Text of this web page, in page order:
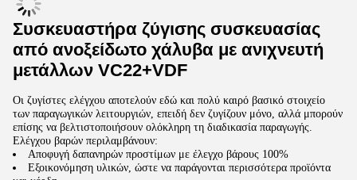
Συσκευαστήρα ζύγισης συσκευασίας
από ανοξείδωτο χάλυβα με ανιχνευτή
μετάλλων VC22+VDF
Οι ζυγίστες ελέγχου αποτελούν εδώ και πολύ καιρό βασικό στοιχείο
των παραγωγικών λειτουργιών, επειδή δεν ζυγίζουν μόνο, αλλά μπορούν
επίσης να βελτιστοποιήσουν ολόκληρη τη διαδικασία παραγωγής.
Ελέγχου βαρών περιλαμβάνουν:
Αποφυγή δαπανηρών προστίμων με έλεγχο βάρους 100%
Εξοικονόμηση υλικών, ώστε να παράγονται περισσότερα προϊόντα